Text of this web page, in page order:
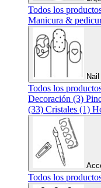
Todos los
Manicura &
Todos los
Decoración (3)
(33) Cristales (1)
Todos los